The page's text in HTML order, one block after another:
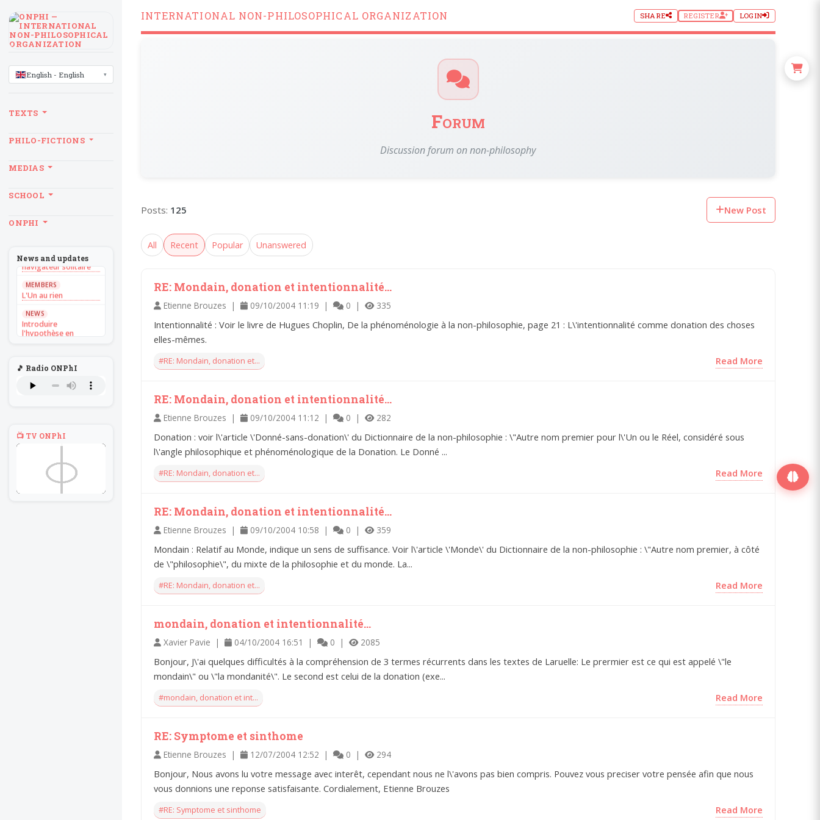
INTERNATIONAL NON-PHILOSOPHICAL ORGANIZATION SHARE REGISTER LOGIN
Forum
Discussion forum on non-philosophy
Posts: 125 New Post
All Recent Popular Unanswered
RE: Mondain, donation et intentionnalité...
Etienne Brouzes | 09/10/2004 11:19 | 0 | 335
Intentionnalité : Voir le livre de Hugues Choplin, De la phénoménologie à la non-philosophie, page 21 : L\'intentionnalité comme donation des choses
elles-mêmes.
#RE: Mondain, donation et... Read More
RE: Mondain, donation et intentionnalité...
Etienne Brouzes | 09/10/2004 11:12 | 0 | 282
Donation : voir l\'article \'Donné-sans-donation\' du Dictionnaire de la non-philosophie : \"Autre nom premier pour l\'Un ou le Réel, considéré sous
l\'angle philosophique et phénoménologique de la Donation. Le Donné ...
#RE: Mondain, donation et... Read More
RE: Mondain, donation et intentionnalité...
Etienne Brouzes | 09/10/2004 10:58 | 0 | 359
Mondain : Relatif au Monde, indique un sens de suffisance. Voir l\'article \'Monde\' du Dictionnaire de la non-philosophie : \"Autre nom premier, à côté
de \"philosophie\", du mixte de la philosophie et du monde. La...
#RE: Mondain, donation et... Read More
mondain, donation et intentionnalité...
Xavier Pavie | 04/10/2004 16:51 | 0 | 2085
Bonjour, J\'ai quelques difficultés à la compréhension de 3 termes récurrents dans les textes de Laruelle: Le prermier est ce qui est appelé \"le
mondain\" ou \"la mondanité\". Le second est celui de la donation (exe...
#mondain, donation et int... Read More
RE: Symptome et sinthome
Etienne Brouzes | 12/07/2004 12:52 | 0 | 294
Bonjour, Nous avons lu votre message avec interêt, cependant nous ne l\'avons pas bien compris. Pouvez vous preciser votre pensée afin que nous
vous donnions une reponse satisfaisante. Cordialement, Etienne Brouzes
#RE: Symptome et sinthome Read More
LANGUAGE
English - English
TEXTS
PHILO-FICTIONS
MEDIAS
SCHOOL
ONPHI
News and updates
Sans recul
Théorie du
navigateur solitaire
MEMBERS
L'Un au rien
NEWS
Introduire
l'hypothèse en
Voltaire aurait mis ça
Théorie du
navigateur solitaire
MEMBERS
L'Un au rien
🎵 Radio ONPhI
📺 TV ONPhI